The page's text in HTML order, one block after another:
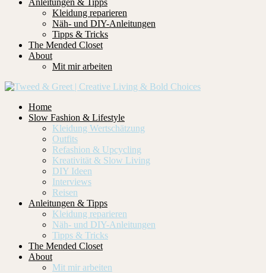
Kleidung reparieren
Näh- und DIY-Anleitungen
Tipps & Tricks
The Mended Closet
About
Mit mir arbeiten
Home
Slow Fashion & Lifestyle
Kleidung Wertschätzung
Outfits
Refashion & Upcycling
Kreativität & Slow Living
DIY Ideen
Interviews
Reisen
Anleitungen & Tipps
Kleidung reparieren
Näh- und DIY-Anleitungen
Tipps & Tricks
The Mended Closet
About
Mit mir arbeiten